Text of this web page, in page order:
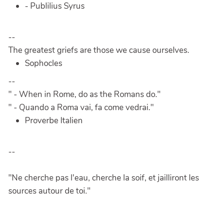
- Publilius Syrus
--
The greatest griefs are those we cause ourselves.
Sophocles
--
" - When in Rome, do as the Romans do."
" - Quando a Roma vai, fa come vedrai."
Proverbe Italien
--
"Ne cherche pas l'eau, cherche la soif, et jailliront les
sources autour de toi."